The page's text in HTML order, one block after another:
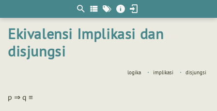
Ekivalensi Implikasi dan
disjungsi
logika implikasi disjungsi
p ⇒ q ≡
matematis